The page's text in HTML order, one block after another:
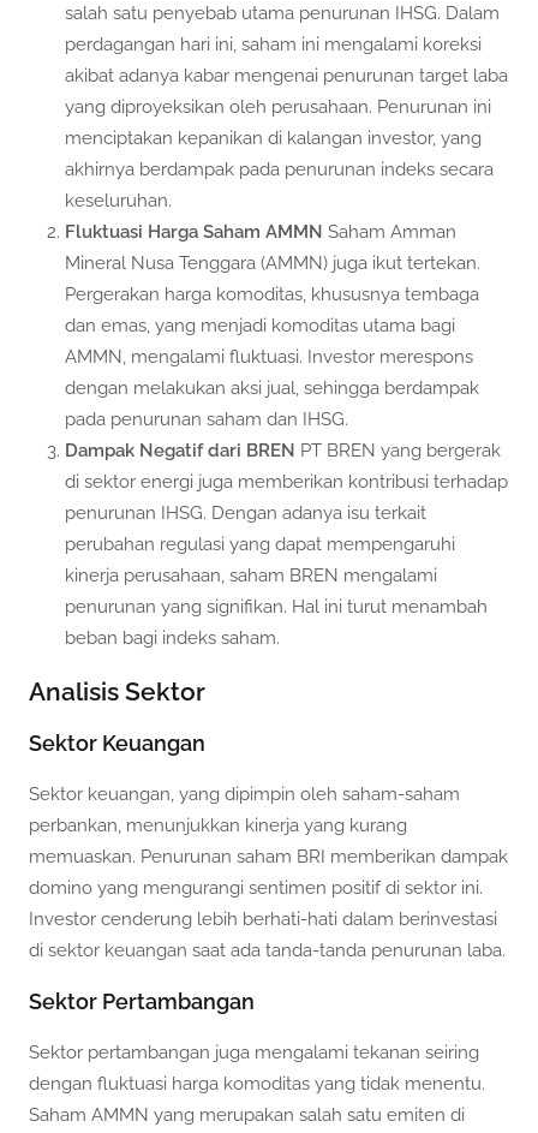
salah satu penyebab utama penurunan IHSG. Dalam
perdagangan hari ini, saham ini mengalami koreksi
akibat adanya kabar mengenai penurunan target laba
yang diproyeksikan oleh perusahaan. Penurunan ini
menciptakan kepanikan di kalangan investor, yang
akhirnya berdampak pada penurunan indeks secara
keseluruhan.
Fluktuasi Harga Saham AMMN Saham Amman
Mineral Nusa Tenggara (AMMN) juga ikut tertekan.
Pergerakan harga komoditas, khususnya tembaga
dan emas, yang menjadi komoditas utama bagi
AMMN, mengalami fluktuasi. Investor merespons
dengan melakukan aksi jual, sehingga berdampak
pada penurunan saham dan IHSG.
Dampak Negatif dari BREN PT BREN yang bergerak
di sektor energi juga memberikan kontribusi terhadap
penurunan IHSG. Dengan adanya isu terkait
perubahan regulasi yang dapat mempengaruhi
kinerja perusahaan, saham BREN mengalami
penurunan yang signifikan. Hal ini turut menambah
beban bagi indeks saham.
Analisis Sektor
Sektor Keuangan
Sektor keuangan, yang dipimpin oleh saham-saham
perbankan, menunjukkan kinerja yang kurang
memuaskan. Penurunan saham BRI memberikan dampak
domino yang mengurangi sentimen positif di sektor ini.
Investor cenderung lebih berhati-hati dalam berinvestasi
di sektor keuangan saat ada tanda-tanda penurunan laba.
Sektor Pertambangan
Sektor pertambangan juga mengalami tekanan seiring
dengan fluktuasi harga komoditas yang tidak menentu.
Saham AMMN yang merupakan salah satu emiten di